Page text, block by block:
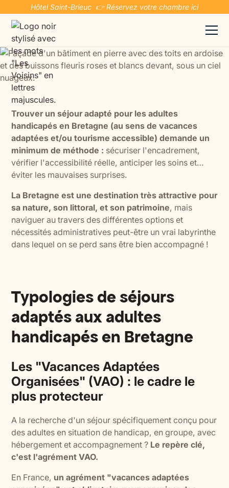
Hôtel Saint-Brieuc 👉 Réservez votre chambre ici
Trouver un séjour adapté pour les adultes
handicapés en Bretagne (au sens de vacances
adaptées et/ou tourisme accessible) demande un
minimum de méthode : sécuriser l'encadrement,
vérifier l'accessibilité réelle, anticiper les soins et…
éviter les mauvaises surprises.
La Bretagne est une destination très attractive pour
sa nature, son littoral, et son patrimoine, mais
naviguer au travers des différentes options et
nécessités administratives peut-être un vrai labyrinthe
dans lequel on se perd sans être bien accompagné !
Typologies de séjours
adaptés aux adultes
handicapés en Bretagne
Les "Vacances Adaptées
Organisées" (VAO) : le cadre le
plus protecteur
A la recherche d'un séjour spécifiquement conçu pour
des adultes en situation de handicap, en groupe, avec
hébergement et accompagnement ? Le repère clé,
c'est l'agrément VAO.
En France, un agrément "vacances adaptées